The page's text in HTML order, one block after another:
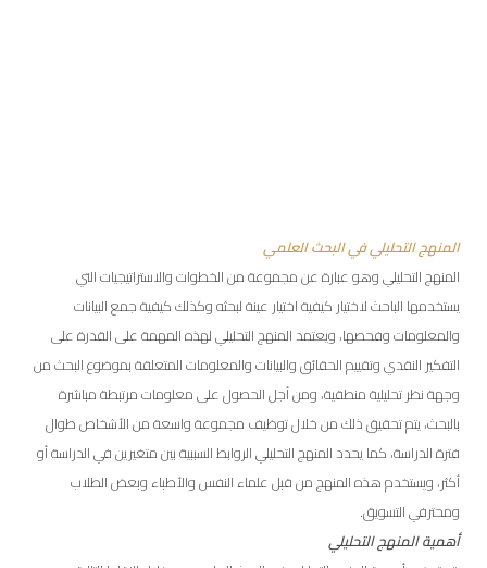
المنهج التحليلي في البحث العلمي
المنهج التحليلي وهو عبارة عن مجموعة من الخطوات والاستراتيجيات التي
يستخدمها الباحث لاختيار كيفية اختيار عينة لبحثه وكذلك كيفية جمع البيانات
والمعلومات وفحصها، ويعتمد المنهج التحليلي لهذه المهمة على القدرة على
التفكير النقدي وتقييم الحقائق والبيانات والمعلومات المتعلقة بموضوع البحث من
وجهة نظر تحليلية منطقية، ومن أجل الحصول على معلومات مرتبطة مباشرة
بالبحث، يتم تحقيق ذلك من خلال توظيف مجموعة واسعة من الأشخاص طوال
فترة الدراسة، كما يحدد المنهج التحليلي الروابط السببية بين متغيرين في الدراسة أو
أكثر، ويستخدم هذه المنهج من قبل علماء النفس والأطباء وبعض الطلاب
ومحترفي التسويق.
أهمية المنهج التحليلي